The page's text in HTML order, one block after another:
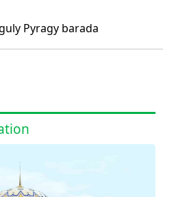
Pyragy barada